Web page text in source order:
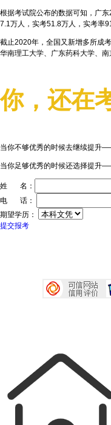
根据考试院公布的数据可知，广
7.1万人，实考51.8万人，实考率
截止2020年，全国又新增多所成
华南理工大学、广东药科大学、南
你，还在
当你不够优秀的时候去继续提升
当你足够优秀的时候还选择提升
姓 名：
电 话：
期望学历：
提交报考